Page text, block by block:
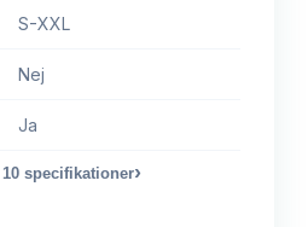
S-XXL
Nej
Ja
10 specifikationer›